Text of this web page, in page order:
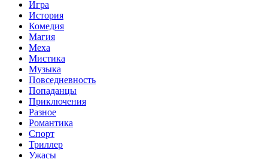
Игра
История
Комедия
Магия
Меха
Мистика
Музыка
Повседневность
Попаданцы
Приключения
Разное
Романтика
Спорт
Триллер
Ужасы